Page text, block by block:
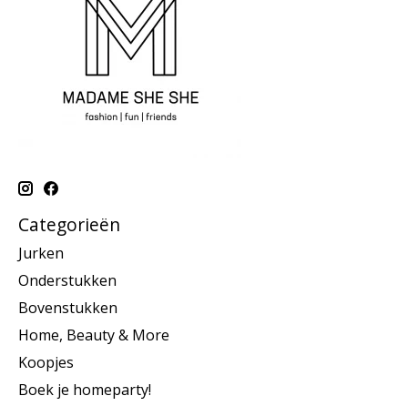
Categorieën
Jurken
Onderstukken
Bovenstukken
Home, Beauty & More
Koopjes
Boek je homeparty!